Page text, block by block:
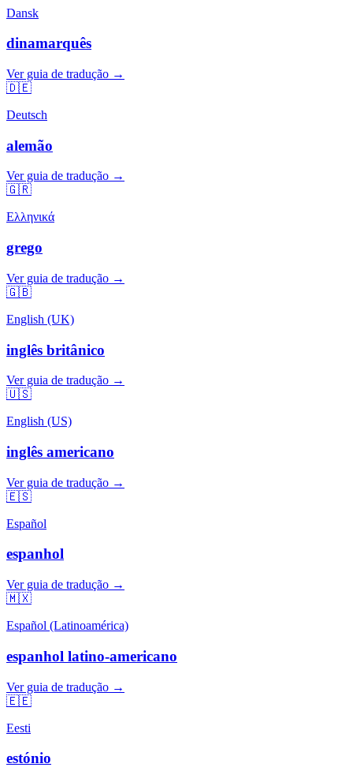
Dansk
dinamarquês
Ver guia de tradução →
🇩🇪
Deutsch
alemão
Ver guia de tradução →
🇬🇷
Ελληνικά
grego
Ver guia de tradução →
🇬🇧
English (UK)
inglês britânico
Ver guia de tradução →
🇺🇸
English (US)
inglês americano
Ver guia de tradução →
🇪🇸
Español
espanhol
Ver guia de tradução →
🇲🇽
Español (Latinoamérica)
espanhol latino-americano
Ver guia de tradução →
🇪🇪
Eesti
estónio